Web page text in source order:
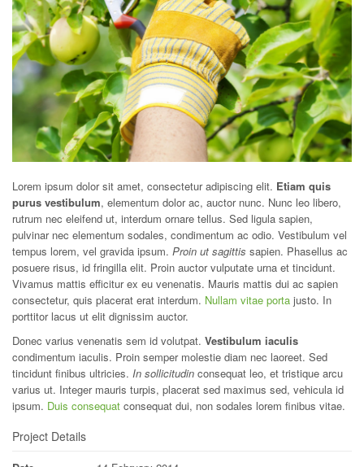
Lorem ipsum dolor sit amet, consectetur adipiscing elit. Etiam quis
purus vestibulum, elementum dolor ac, auctor nunc. Nunc leo libero,
rutrum nec eleifend ut, interdum ornare tellus. Sed ligula sapien,
pulvinar nec elementum sodales, condimentum ac odio. Vestibulum vel
tempus lorem, vel gravida ipsum. Proin ut sagittis sapien. Phasellus ac
posuere risus, id fringilla elit. Proin auctor vulputate urna et tincidunt.
Vivamus mattis efficitur ex eu venenatis. Mauris mattis dui ac sapien
consectetur, quis placerat erat interdum. Nullam vitae porta justo. In
porttitor lacus ut elit dignissim auctor.
Donec varius venenatis sem id volutpat. Vestibulum iaculis
condimentum iaculis. Proin semper molestie diam nec laoreet. Sed
tincidunt finibus ultricies. In sollicitudin consequat leo, et tristique arcu
varius ut. Integer mauris turpis, placerat sed maximus sed, vehicula id
ipsum. Duis consequat consequat dui, non sodales lorem finibus vitae.
Project Details